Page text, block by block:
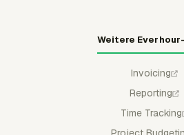
Weitere
Invoicing
Reporting
Time Tracking